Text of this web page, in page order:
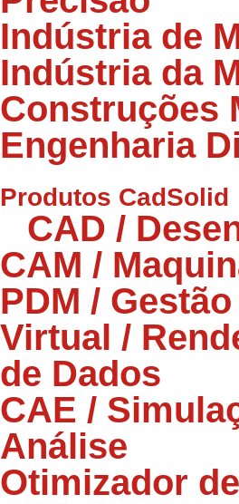
Indústria de
Indústria da
Construções
Engenharia
Produtos CadSolid
CAD /
CAM /
PDM /
Virtual /
de Dados
CAE /
Análise
Otimizador